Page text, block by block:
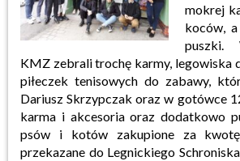
mokrej
koców,
puszki.
KMZ zebrali trochę karmy, legowiska
piłeczek tenisowych do zabawy,
Dariusz Skrzypczak oraz w gotówce
karma i akcesoria oraz dodatkowo
psów i kotów zakupione za
przekazane do Legnickiego